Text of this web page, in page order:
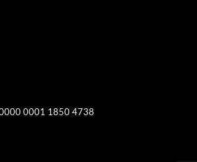
0001 1850 4738